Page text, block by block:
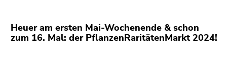
2)
Zur
Heuer am ersten Mai-Wochenende & schon
zum 16. Mal: der PflanzenRaritätenMarkt 2024!